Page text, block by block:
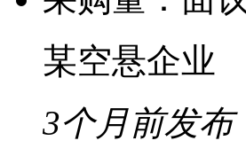
某空悬企业
3个月前发布